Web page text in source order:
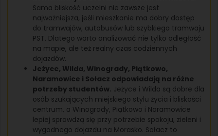
Sama bliskość uczelni nie zawsze jest
najważniejsza, jeśli mieszkanie ma dobry dostęp
do tramwajów, autobusów lub szybkiego tramwaju
PST. Dlatego warto analizować nie tylko odległość
na mapie, ale też realny czas codziennych
dojazdów.
Jeżyce, Wilda, Winogrady, Piątkowo,
Naramowice i Sołacz odpowiadają na różne
potrzeby studentów. Jeżyce i Wilda są dobre dla
osób szukających miejskiego stylu życia i bliskości
centrum, a Winogrady, Piątkowo i Naramowice
lepiej sprawdzą się przy potrzebie spokoju, zieleni i
wygodnego dojazdu na Morasko. Sołacz to